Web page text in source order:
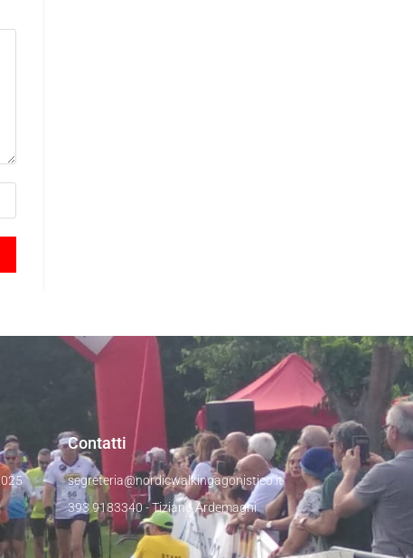
Contatti
segreteria@nordicwalkingagonistico.it
393 9183340 - Tiziano Ardemagni